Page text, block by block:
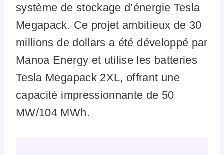
système de stockage d’énergie Tesla
Megapack. Ce projet ambitieux de 30
millions de dollars a été développé par
Manoa Energy et utilise les batteries
Tesla Megapack 2XL, offrant une
capacité impressionnante de 50
MW/104 MWh.